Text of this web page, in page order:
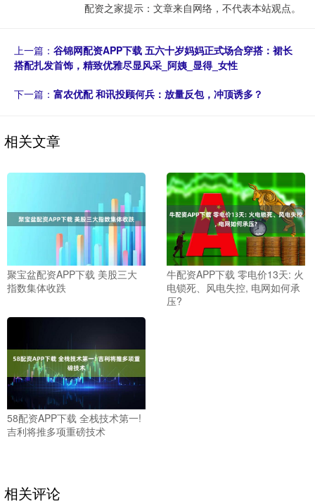
配资之家提示：文章来自网络，不代表本站观点。
上一篇： 谷锦网配资APP下载 五六十岁妈妈正式场合穿搭：裙长
搭配扎发首饰，精致优雅尽显风采_阿姨_显得_女性
下一篇： 富农优配 和讯投顾何兵：放量反包，冲顶诱多？
相关文章
聚宝盆配资APP下载 美股三大
指数集体收跌
牛配资APP下载 零电价13天: 火
电锁死、风电失控, 电网如何承
压?
58配资APP下载 全栈技术第一!
吉利将推多项重磅技术
相关评论